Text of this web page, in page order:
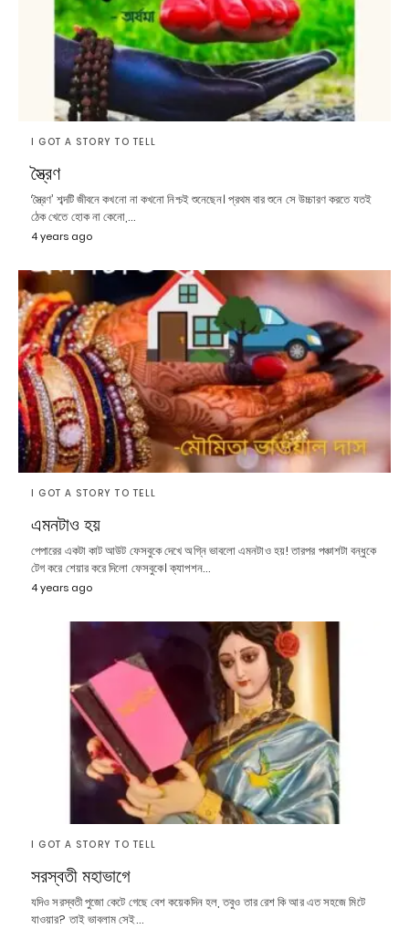
I GOT A STORY TO TELL
স্ত্রৈণ
‘স্ত্রৈণ’ শব্দটি জীবনে কখনো না কখনো নিশ্চই শুনেছেন। প্রথম বার শুনে সে উচ্চারণ করতে যতই
ঠেক খেতে হোক না কেনো,…
4 years ago
I GOT A STORY TO TELL
এমনটাও হয়
পেপারের একটা কাট আউট ফেসবুকে দেখে অগ্নি ভাবলো এমনটাও হয়! তারপর পঞ্চাশটা বন্ধুকে
টেগ করে শেয়ার করে দিলো ফেসবুকে। ক্যাপশন…
4 years ago
I GOT A STORY TO TELL
সরস্বতী মহাভাগে
যদিও সরস্বতী পুজো কেটে গেছে বেশ কয়েকদিন হল, তবুও তার রেশ কি আর এত সহজে মিটে
যাওয়ার? তাই ভাবলাম সেই…